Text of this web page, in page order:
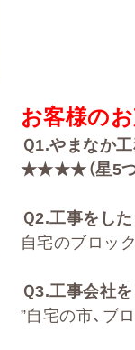
お客様のお
Ｑ1.やまなか
★★★★（星5
Ｑ2.工事をし
自宅のブロッ
Ｑ3.工事会社
”自宅の市、ブ